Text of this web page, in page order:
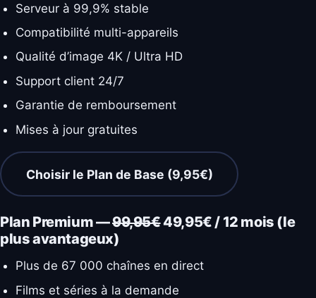
Serveur à 99,9% stable
Compatibilité multi-appareils
Qualité d’image 4K / Ultra HD
Support client 24/7
Garantie de remboursement
Mises à jour gratuites
Choisir le Plan de Base (9,95€)
Plan Premium —99,95€49,95€ / 12 mois (le
plus avantageux)
Plus de 67 000 chaînes en direct
Films et séries à la demande